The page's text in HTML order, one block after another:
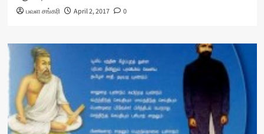
பவள சங்கரி April 2, 2017 0